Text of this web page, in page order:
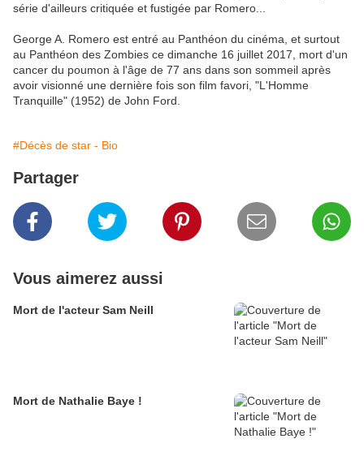
série d'ailleurs critiquée et fustigée par Romero...
George A. Romero est entré au Panthéon du cinéma, et surtout
au Panthéon des Zombies ce dimanche 16 juillet 2017, mort d'un
cancer du poumon à l'âge de 77 ans dans son sommeil après
avoir visionné une dernière fois son film favori, "L'Homme
Tranquille" (1952) de John Ford.
#Décès de star - Bio
Partager
Vous aimerez aussi
Mort de l'acteur Sam Neill
Mort de Nathalie Baye !